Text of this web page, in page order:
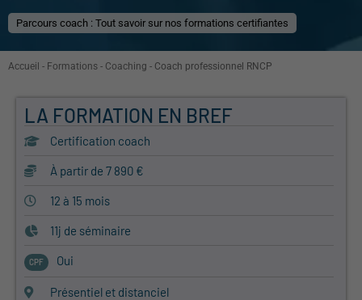
Parcours coach : Tout savoir sur nos formations certifiantes
Accueil - Formations - Coaching - Coach professionnel RNCP
LA FORMATION EN BREF
Certification coach
À partir de 7 890 €
12 à 15 mois
11j de séminaire
CPF Oui
Présentiel et distanciel